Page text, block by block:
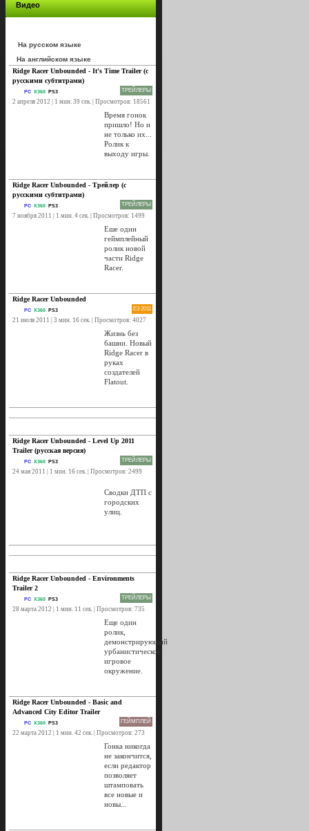
Видео
На русском языке
На английском языке
Ridge Racer Unbounded - It's Time Trailer (с
русскими субтитрами)
ТРЕЙЛЕРЫ
PC X360 PS3
2 апреля 2012 | 1 мин. 39 сек. | Просмотров: 18561
Время гонок
пришло! Но и
не только их...
Ролик к
выходу игры.
Ridge Racer Unbounded - Трейлер (с
русскими субтитрами)
ТРЕЙЛЕРЫ
PC X360 PS3
7 ноября 2011 | 1 мин. 4 сек. | Просмотров: 1499
Еше один
геймплейный
ролик новой
части Ridge
Racer.
Ridge Racer Unbounded
E3 2011
PC X360 PS3
21 июля 2011 | 3 мин. 16 сек. | Просмотров: 4027
Жизнь без
башни. Новый
Ridge Racer в
руках
создателей
Flatout.
Ridge Racer Unbounded - Level Up 2011
Trailer (русская версия)
ТРЕЙЛЕРЫ
PC X360 PS3
24 мая 2011 | 1 мин. 16 сек. | Просмотров: 2499
Сводки ДТП с
городских
улиц.
Ridge Racer Unbounded - Environments
Trailer 2
ТРЕЙЛЕРЫ
PC X360 PS3
28 марта 2012 | 1 мин. 11 сек. | Просмотров: 735
Еще один
ролик,
демонстрирующий
урбанистическое
игровое
окружение.
Ridge Racer Unbounded - Basic and
Advanced City Editor Trailer
ГЕЙМПЛЕЙ
PC X360 PS3
22 марта 2012 | 1 мин. 42 сек. | Просмотров: 273
Гонка никогда
не закончится,
если редактор
позволяет
штамповать
все новые и
новы...